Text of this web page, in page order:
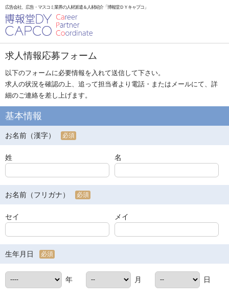
広告会社、広告・マスコミ業界の人材派遣＆人材紹介「博報堂ＤＹキャプコ」
求人情報応募フォーム
以下のフォームに必要情報を入れて送信して下さい。
求人の状況を確認の上、追って担当者より電話・またはメールにて、詳
細のご連絡を差し上げます。
基本情報
お名前（漢字） 必須
姓 名
お名前（フリガナ） 必須
セイ メイ
生年月日 必須
年 月 日